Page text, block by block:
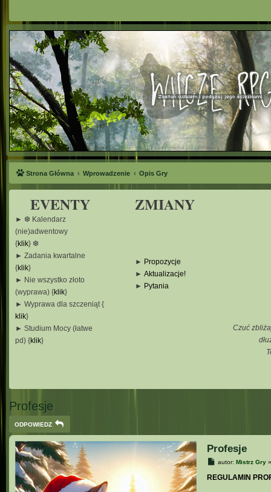
Strona Główna Wprowadzenie Opis Gry
EVENTY ZMIANY
► ❆ Kalendarz
(nie)adwentowy
{klik} ❆
► Zadania kwartalne
{klik}
► Nie wszystko złoto
(wyprawa) {klik}
► Wyprawa dla szczeniąt {
klik}
► Studium Mocy (łatwe
pd) {klik}
► Propozycje
► Aktualizacje!
► Pytania
Czuć
Profesje
ODPOWIEDZ
Profesje
P
s
autor:Mistrz Gry
REGULAMIN